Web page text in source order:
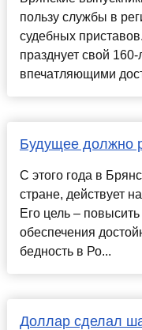
пользу службы в
судебных
празднует свой
впечатляющими
Будущее должно
С этого года в
стране, действует
Его цель –
обеспечения
бедность в Ро...
Доллар сделал